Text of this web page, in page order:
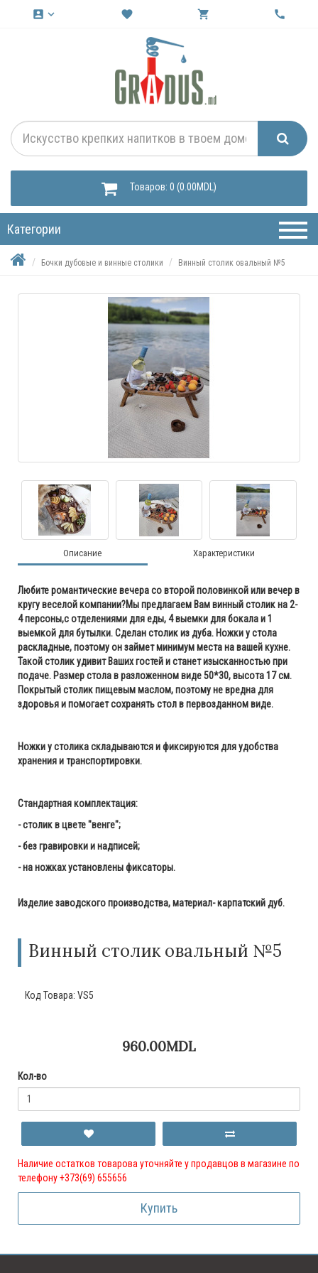
account_box keyboard_arrow_down favorite shopping_cart call
Товаров: 0 (0.00MDL)
Категории
Бочки дубовые и винные столики Винный столик овальный №5
Описание Характеристики
Любите романтические вечера со второй половинкой или вечер в
кругу веселой компании?Мы предлагаем Вам винный столик на 2-
4 персоны,c отделениями для еды, 4 выемки для бокала и 1
выемкой для бутылки. Сделан столик из дуба. Ножки у стола
раскладные, поэтому он займет минимум места на вашей кухне.
Такой столик удивит Ваших гостей и станет изысканностью при
подаче. Размер стола в разложенном виде 50*30, высота 17 см.
Покрытый столик пищевым маслом, поэтому не вредна для
здоровья и помогает сохранять стол в первозданном виде.
Ножки у столика складываются и фиксируются для удобства
хранения и транспортировки.
Стандартная комплектация:
- столик в цвете "венге";
- без гравировки и надписей;
- на ножках установлены фиксаторы.
Изделие заводского производства, материал- карпатский дуб.
Винный столик овальный №5
Код Товара: VS5
960.00MDL
Кол-во
Наличие остатков товарова уточняйте у продавцов в магазине по
телефону +373(69) 655656
Купить